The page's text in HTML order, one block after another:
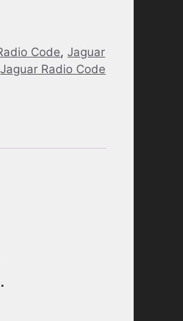
Code,Jaguar
Jaguar Radio Code